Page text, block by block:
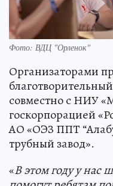
Фото: ВДЦ "Орленок"
Организаторами
совместно с НИУ
госкорпорацией
АО «ОЭЗ ППТ
трубный завод».
«В этом году у нас